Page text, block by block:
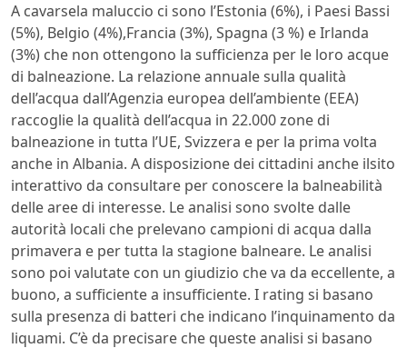
A cavarsela maluccio ci sono l’Estonia (6%), i Paesi Bassi
(5%), Belgio (4%),Francia (3%), Spagna (3 %) e Irlanda
(3%) che non ottengono la sufficienza per le loro acque
di balneazione. La relazione annuale sulla qualità
dell’acqua dall’Agenzia europea dell’ambiente (EEA)
raccoglie la qualità dell’acqua in 22.000 zone di
balneazione in tutta l’UE, Svizzera e per la prima volta
anche in Albania. A disposizione dei cittadini anche ilsito
interattivo da consultare per conoscere la balneabilità
delle aree di interesse. Le analisi sono svolte dalle
autorità locali che prelevano campioni di acqua dalla
primavera e per tutta la stagione balneare. Le analisi
sono poi valutate con un giudizio che va da eccellente, a
buono, a sufficiente a insufficiente. I rating si basano
sulla presenza di batteri che indicano l’inquinamento da
liquami. C’è da precisare che queste analisi si basano